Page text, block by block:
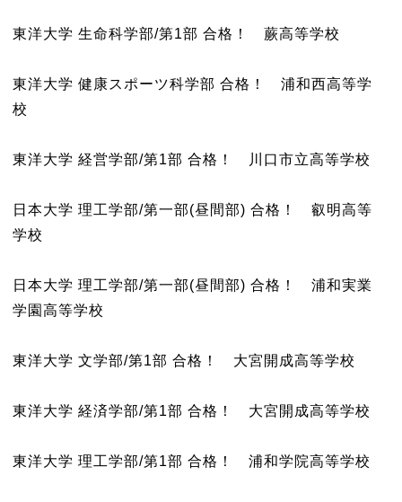
東洋大学 生命科学部/第1部 合格！ 蕨高等学校
東洋大学 健康スポーツ科学部 合格！ 浦和西高等学
校
東洋大学 経営学部/第1部 合格！ 川口市立高等学校
日本大学 理工学部/第一部(昼間部) 合格！ 叡明高等
学校
日本大学 理工学部/第一部(昼間部) 合格！ 浦和実業
学園高等学校
東洋大学 文学部/第1部 合格！ 大宮開成高等学校
東洋大学 経済学部/第1部 合格！ 大宮開成高等学校
東洋大学 理工学部/第1部 合格！ 浦和学院高等学校